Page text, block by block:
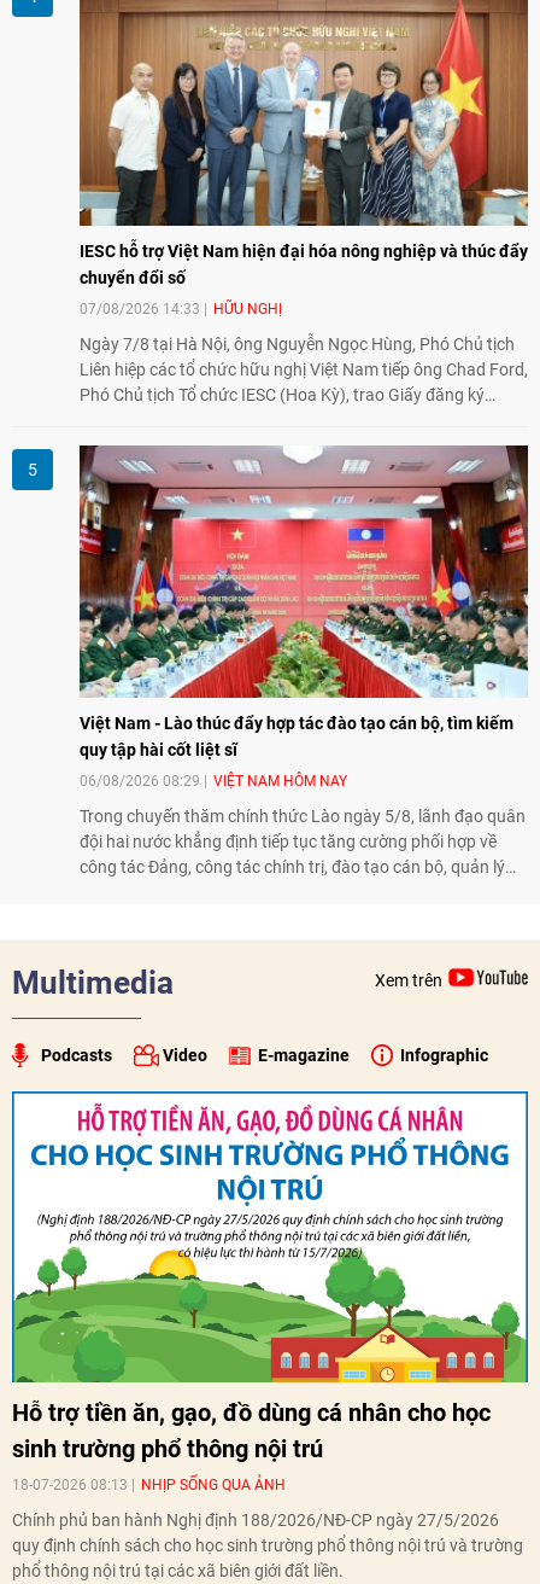
nghiệp, giáo dục, văn hóa và thế hệ trẻ, góp phần tăng
cường sự hiểu biết và hợp tác giữa nhân dân hai nước.
IESC hỗ trợ Việt Nam hiện đại hóa nông nghiệp và thúc đẩy
chuyển đổi số
07/08/2026 14:33 HỮU NGHỊ
Ngày 7/8 tại Hà Nội, ông Nguyễn Ngọc Hùng, Phó Chủ tịch
Liên hiệp các tổ chức hữu nghị Việt Nam tiếp ông Chad Ford,
Phó Chủ tịch Tổ chức IESC (Hoa Kỳ), trao Giấy đăng ký
đổi về định hướng triển khai Dự án "Mở rộng Thương mại
Nông nghiệp và An toàn thực phẩm Hoa Kỳ - Việt Nam",
hướng tới thúc đẩy chuyển đổi số, hiện đại hóa nông nghiệp
và mở rộng hợp tác phát triển giữa hai nước.
Việt Nam - Lào thúc đẩy hợp tác đào tạo cán bộ, tìm kiếm
quy tập hài cốt liệt sĩ
06/08/2026 08:29 VIỆT NAM HÔM NAY
Trong chuyến thăm chính thức Lào ngày 5/8, lãnh đạo quân
đội hai nước khẳng định tiếp tục tăng cường phối hợp về
công tác Đảng, công tác chính trị, đào tạo cán bộ, quản lý
Multimedia Xem trên
Podcasts Video E-magazine Infographic
Hỗ trợ tiền ăn, gạo, đồ dùng cá nhân cho học
sinh trường phổ thông nội trú
18-07-2026 08:13 NHỊP SỐNG QUA ẢNH
Chính phủ ban hành Nghị định 188/2026/NĐ-CP ngày 27/5/2026
quy định chính sách cho học sinh trường phổ thông nội trú và trường
phổ thông nội trú tại các xã biên giới đất liền.